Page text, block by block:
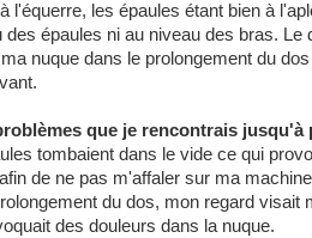
l'équerre, les épaules étant bien à
des épaules ni au niveau des bras. Le
nuque dans le prolongement du
que je rencontrais jusqu'à
tombaient dans le vide ce qui
de ne pas m'affaler sur ma
du dos, mon regard visait
des douleurs dans la nuque.